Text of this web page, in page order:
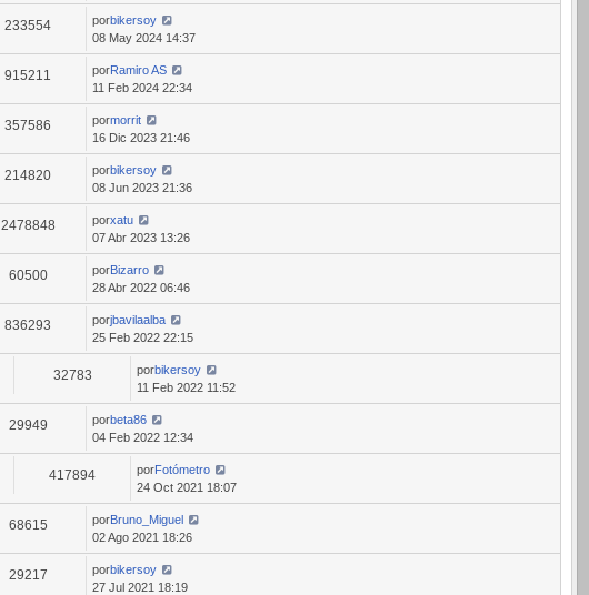
233554 porbikersoy
08 May 2024 14:37
915211 porRamiro AS
11 Feb 2024 22:34
357586 pormorrit
16 Dic 2023 21:46
214820 porbikersoy
08 Jun 2023 21:36
2478848 porxatu
07 Abr 2023 13:26
60500 porBizarro
28 Abr 2022 06:46
836293 porjbavilaalba
25 Feb 2022 22:15
32783 porbikersoy
11 Feb 2022 11:52
29949 porbeta86
04 Feb 2022 12:34
417894 porFotómetro
24 Oct 2021 18:07
68615 porBruno_Miguel
02 Ago 2021 18:26
29217 porbikersoy
27 Jul 2021 18:19